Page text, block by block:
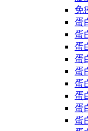
免
蛋
蛋
蛋
蛋
蛋
蛋
蛋
蛋
蛋